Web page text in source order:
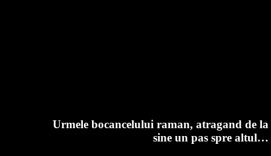
Urmele bocancelului raman, atragand de la
sine un pas spre altul…